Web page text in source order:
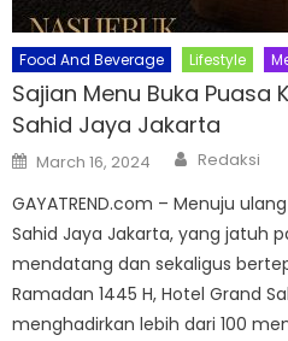
Food And Beverage Lifestyle
Sajian Menu Buka Puasa
Sahid Jaya Jakarta
Posted
on
March 16, 2024 Author
Redaksi
GAYATREND.com – Menuju
Sahid Jaya Jakarta, yang jatuh
mendatang dan sekaligus
Ramadan 1445 H, Hotel Grand
menghadirkan lebih dari 100